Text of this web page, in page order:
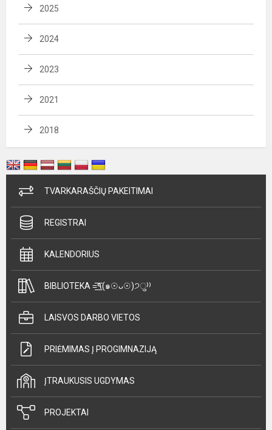
2025
2024
2023
2021
2018
TVARKARAŠČIŲ PAKEITIMAI
REGISTRAI
KALENDORIUS
BIBLIOTEKA =͟͟͞͞٩(๑☉ᴗ☉)੭ु⁾⁾
LAISVOS DARBO VIETOS
PRIĖMIMAS Į PROGIMNAZIJĄ
ĮTRAUKUSIS UGDYMAS
PROJEKTAI